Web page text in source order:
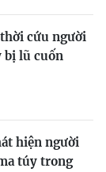
cứu người
bị lũ cuốn
hiện người
túy trong